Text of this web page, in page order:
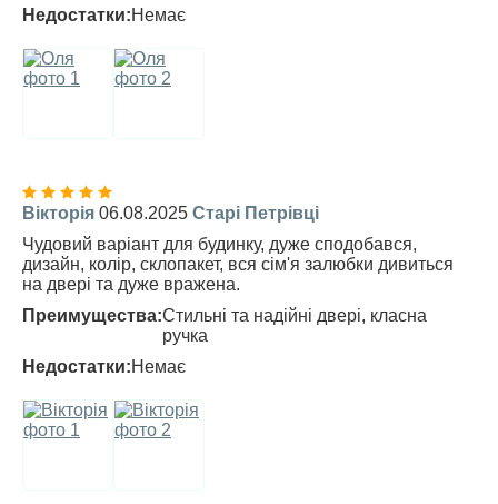
Недостатки:Немає
Вікторія 06.08.2025 Старі Петрівці
Чудовий варіант для будинку, дуже сподобався,
дизайн, колір, склопакет, вся сім'я залюбки дивиться
на двері та дуже вражена.
Преимущества:Стильні та надійні двері, класна
ручка
Недостатки:Немає